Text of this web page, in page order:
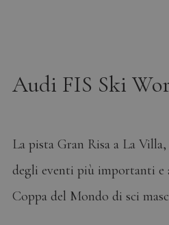
Audi FIS Ski
La pista Gran Risa a La
degli eventi più importanti e
Coppa del Mondo di sci